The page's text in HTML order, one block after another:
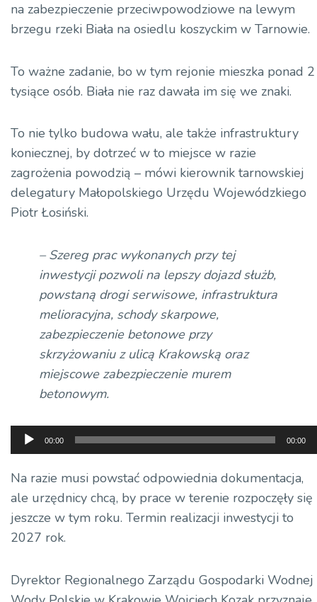
na zabezpieczenie przeciwpowodziowe na lewym
brzegu rzeki Biała na osiedlu koszyckim w Tarnowie.
To ważne zadanie, bo w tym rejonie mieszka ponad 2
tysiące osób. Biała nie raz dawała im się we znaki.
To nie tylko budowa wału, ale także infrastruktury
koniecznej, by dotrzeć w to miejsce w razie
zagrożenia powodzią – mówi kierownik tarnowskiej
delegatury Małopolskiego Urzędu Wojewódzkiego
Piotr Łosiński.
– Szereg prac wykonanych przy tej
inwestycji pozwoli na lepszy dojazd służb,
powstaną drogi serwisowe, infrastruktura
melioracyjna, schody skarpowe,
zabezpieczenie betonowe przy
skrzyżowaniu z ulicą Krakowską oraz
miejscowe zabezpieczenie murem
betonowym.
Odtwarzacz
plików
dźwiękowych
00:00 00:00
Na razie musi powstać odpowiednia dokumentacja,
ale urzędnicy chcą, by prace w terenie rozpoczęły się
jeszcze w tym roku. Termin realizacji inwestycji to
2027 rok.
Dyrektor Regionalnego Zarządu Gospodarki Wodnej